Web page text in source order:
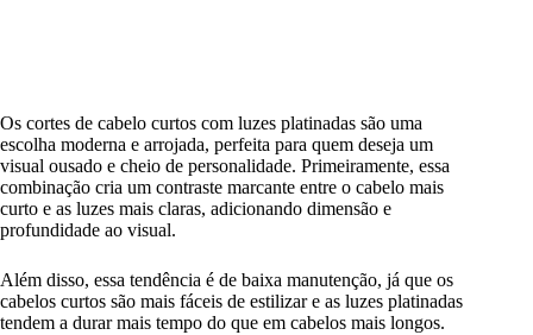
Os cortes de cabelo curtos com luzes platinadas são uma
escolha moderna e arrojada, perfeita para quem deseja um
visual ousado e cheio de personalidade. Primeiramente, essa
combinação cria um contraste marcante entre o cabelo mais
curto e as luzes mais claras, adicionando dimensão e
profundidade ao visual.
Além disso, essa tendência é de baixa manutenção, já que os
cabelos curtos são mais fáceis de estilizar e as luzes platinadas
tendem a durar mais tempo do que em cabelos mais longos.